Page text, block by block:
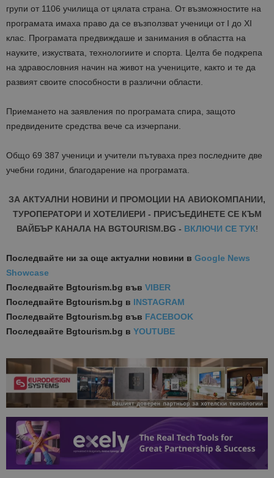
групи от 1106 училища от цялата страна. От възможностите на
програмата имаха право да се възползват ученици от I до XI
клас. Програмата предвиждаше и занимания в областта на
науките, изкуствата, технологиите и спорта. Целта бе подкрепа
на здравословния начин на живот на учениците, както и те да
развият своите способности в различни области.
Приемането на заявления по програмата спира, защото
предвидените средства вече са изчерпани.
Общо 69 387 ученици и учители пътуваха през последните две
учебни години, благодарение на програмата.
ЗА АКТУАЛНИ НОВИНИ И ПРОМОЦИИ НА АВИОКОМПАНИИ,
ТУРОПЕРАТОРИ И ХОТЕЛИЕРИ - ПРИСЪЕДИНЕТЕ СЕ КЪМ
ВАЙБЪР КАНАЛА НА BGTOURISM.BG - ВКЛЮЧИ СЕ ТУК!
Последвайте ни за още актуални новини в Google News
Showcase
Последвайте Bgtourism.bg във VIBER
Последвайте Bgtourism.bg в INSTAGRAM
Последвайте Bgtourism.bg във FACEBOOK
Последвайте Bgtourism.bg в YOUTUBE